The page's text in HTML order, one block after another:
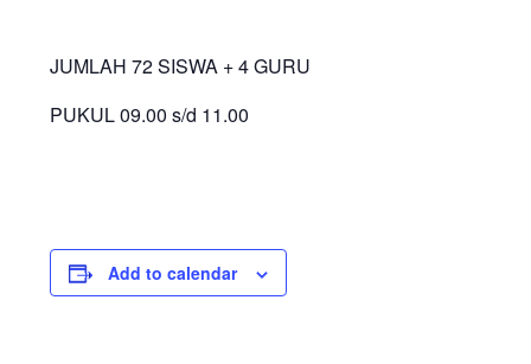
JUMLAH 72 SISWA + 4 GURU
PUKUL 09.00 s/d 11.00
Add to calendar